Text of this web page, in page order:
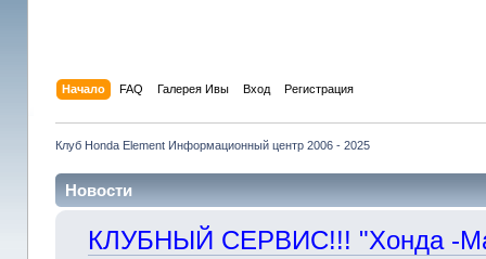
Начало FAQ Галерея Ивы Вход Регистрация
Клуб Honda Element Информационный центр 2006 - 2025
Новости
КЛУБНЫЙ СЕРВИС!!! "Хонда -